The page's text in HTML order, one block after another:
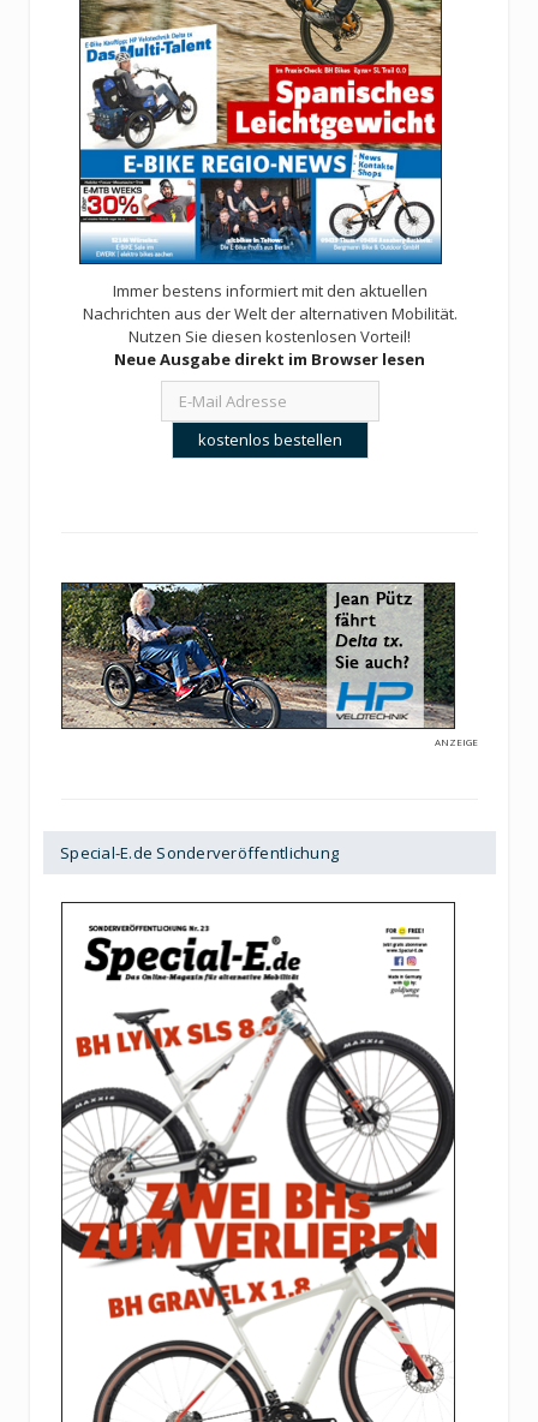
Immer bestens informiert mit den aktuellen
Nachrichten aus der Welt der alternativen Mobilität.
Nutzen Sie diesen kostenlosen Vorteil!
Neue Ausgabe direkt im Browser lesen
ANZEIGE
Special-E.de Sonderveröffentlichung